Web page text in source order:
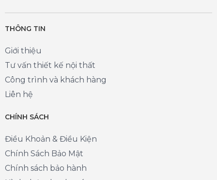
THÔNG TIN
Giới thiệu
Tư vấn thiết kế nội thất
Công trình và khách hàng
Liên hệ
CHÍNH SÁCH
Điều Khoản & Điều Kiện
Chính Sách Bảo Mật
Chính sách bảo hành